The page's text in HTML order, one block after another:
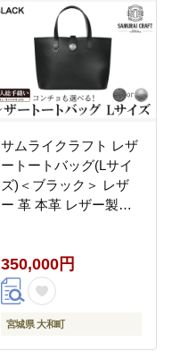
サムライクラフト レザ
ートートバッグ(Lサイ
ズ)＜ブラック＞ レザ
ー 革 本革 レザー製品
縫い ハンドメイド ファ
ッション 小物 Samurai
Craft【株式会社Stand
Field】ta282-black
350,000円
宮城県 大和町